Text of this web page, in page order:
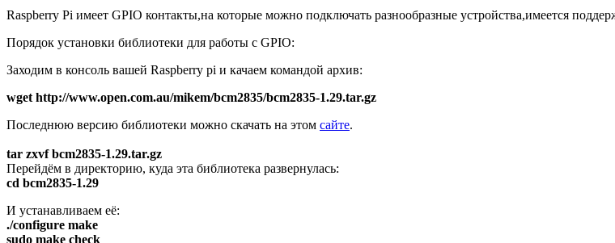
Raspberry Pi имеет GPIO контакты,на которые можно подключать разнообразные устройства,имеется
Порядок установки библиотеки для работы с GPIO:
Заходим в консоль вашей Raspberry pi и качаем командой архив:
wget http://www.open.com.au/mikem/bcm2835/bcm2835-1.29.tar.gz
Последнюю версию библиотеки можно скачать на этом сайте.
tar zxvf bcm2835-1.29.tar.gz
Перейдём в директорию, куда эта библиотека развернулась:
cd bcm2835-1.29
И устанавливаем её:
./configure make
sudo make check